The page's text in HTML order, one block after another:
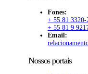
Fones:
+ 55 81 3320-
+ 55 81 9
Email:
Nossos portais